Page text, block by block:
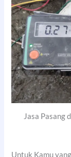
Jasa Pasang
Untuk Kamu